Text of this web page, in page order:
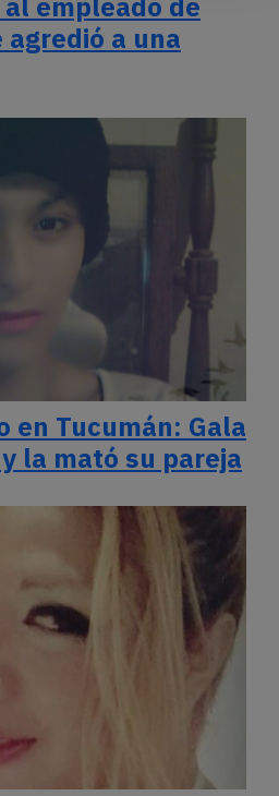
a una
en Tucumán: Gala
la mató su pareja